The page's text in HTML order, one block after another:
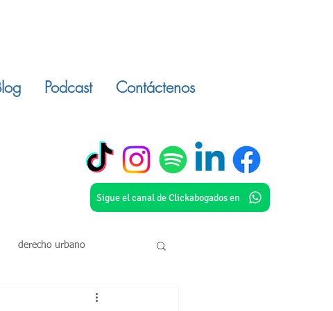
Podcast Contáctenos
Sigue el canal de Clickabogados en
derecho urbano
inmuebles